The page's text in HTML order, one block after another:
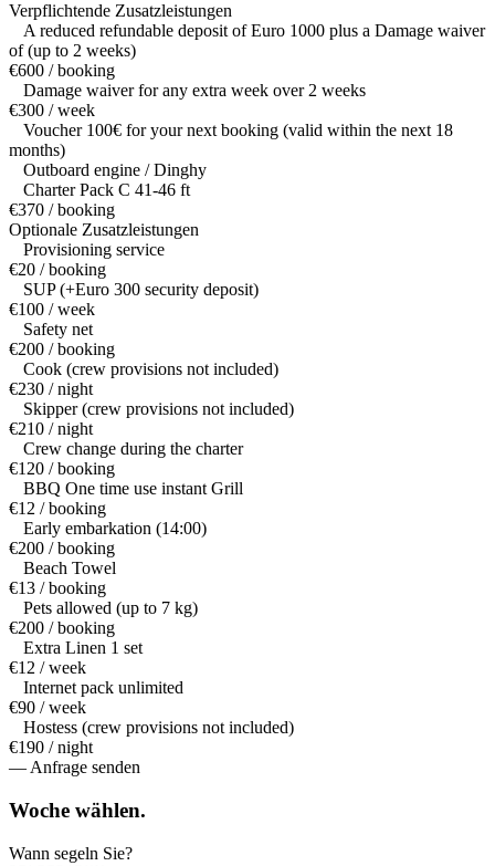
Verpflichtende Zusatzleistungen
A reduced refundable deposit of Euro 1000 plus a Damage waiver
of (up to 2 weeks)
€600 / booking
Damage waiver for any extra week over 2 weeks
€300 / week
Voucher 100€ for your next booking (valid within the next 18
months)
Outboard engine / Dinghy
Charter Pack C 41-46 ft
€370 / booking
Optionale Zusatzleistungen
Provisioning service
€20 / booking
SUP (+Euro 300 security deposit)
€100 / week
Safety net
€200 / booking
Cook (crew provisions not included)
€230 / night
Skipper (crew provisions not included)
€210 / night
Crew change during the charter
€120 / booking
BBQ One time use instant Grill
€12 / booking
Early embarkation (14:00)
€200 / booking
Beach Towel
€13 / booking
Pets allowed (up to 7 kg)
€200 / booking
Extra Linen 1 set
€12 / week
Internet pack unlimited
€90 / week
Hostess (crew provisions not included)
€190 / night
— Anfrage senden
Woche wählen.
Wann segeln Sie?